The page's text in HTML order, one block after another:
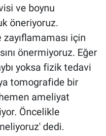
ve boynu
öneriyoruz.
için
önermiyoruz. Eğer
yoksa fizik tedavi
tomografide bir
ameliyat
Öncelikle
dedi.